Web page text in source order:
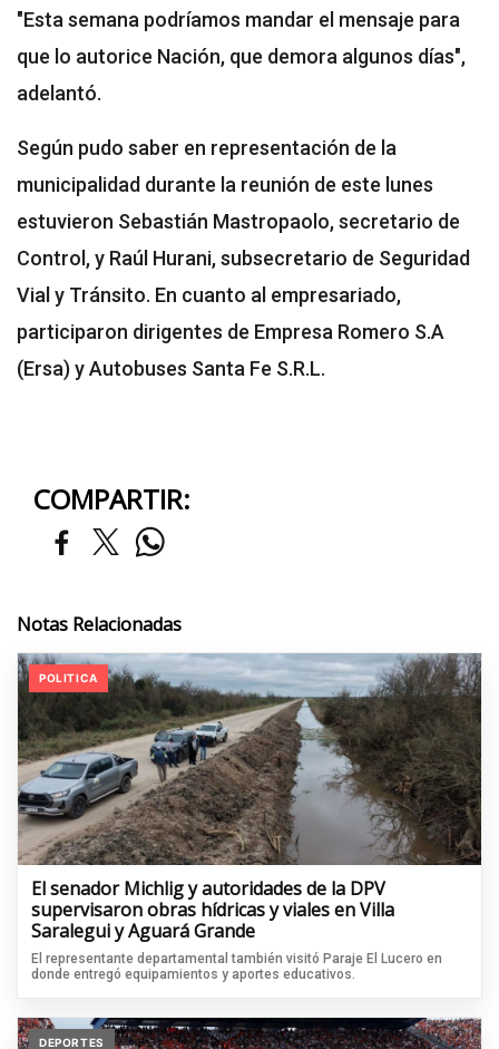
"Esta semana podríamos mandar el mensaje para
que lo autorice Nación, que demora algunos días",
adelantó.
Según pudo saber en representación de la
municipalidad durante la reunión de este lunes
estuvieron Sebastián Mastropaolo, secretario de
Control, y Raúl Hurani, subsecretario de Seguridad
Vial y Tránsito. En cuanto al empresariado,
participaron dirigentes de Empresa Romero S.A
(Ersa) y Autobuses Santa Fe S.R.L.
COMPARTIR:
Notas Relacionadas
POLITICA
El senador Michlig y autoridades de la DPV
supervisaron obras hídricas y viales en Villa
Saralegui y Aguará Grande
El representante departamental también visitó Paraje El Lucero en
donde entregó equipamientos y aportes educativos.
DEPORTES